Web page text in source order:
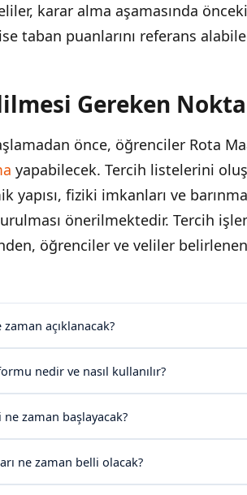
karar alma aşamasında
taban puanlarını referans
Gereken
önce, öğrenciler Rota
yapabilecek. Tercih listelerini
yapısı, fiziki imkanları ve
önerilmektedir. Tercih
öğrenciler ve veliler
zaman açıklanacak?
nedir ve nasıl kullanılır?
zaman başlayacak?
ne zaman belli olacak?